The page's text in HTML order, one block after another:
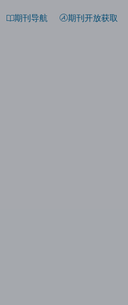
期刊导航 期刊开放获取